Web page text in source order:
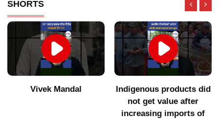
SHORTS
Vivek Mandal
Indigenous products did
not get value after
increasing imports of